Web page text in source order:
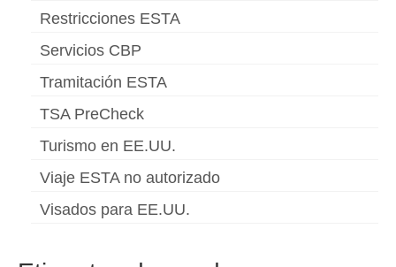
Restricciones ESTA
Servicios CBP
Tramitación ESTA
TSA PreCheck
Turismo en EE.UU.
Viaje ESTA no autorizado
Visados para EE.UU.